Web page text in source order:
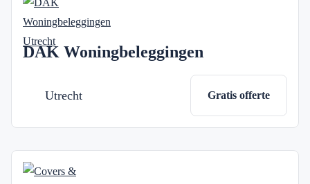
DAK Woningbeleggingen
Utrecht Gratis offerte